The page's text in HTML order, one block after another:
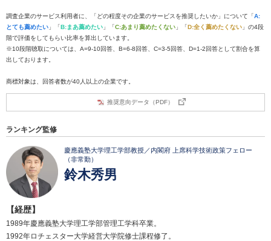
調査企業のサービス利用者に、「どの程度その企業のサービスを推奨したいか」について「A:
とても薦めたい 」「B:まあ薦めたい 」「C:あまり薦めたくない 」「D:全く薦めたくない 」の4段
階で評価をしてもらい比率を算出しています。
※10段階聴取については、A=9-10回答、B=6-8回答、C=3-5回答、D=1-2回答として割合を算
出しております。
商標対象は、回答者数が40人以上の企業です。
推奨意向データ（PDF）
ランキング監修
慶應義塾大学理工学部教授／内閣府 上席科学技術政策フェロー
（非常勤）
鈴木秀男
【経歴】
1989年慶應義塾大学理工学部管理工学科卒業。
1992年ロチェスター大学経営大学院修士課程修了。